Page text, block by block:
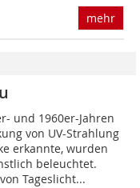
mehr
und 1960er-Jahren
von UV-Strahlung
erkannte, wurden
beleuchtet.
Tageslicht...